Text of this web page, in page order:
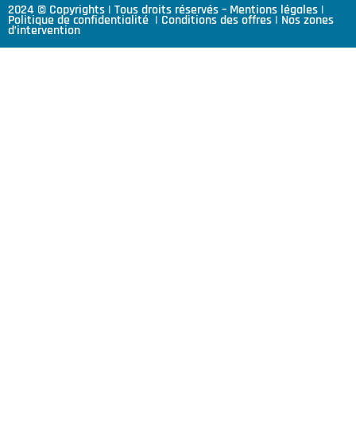
2024 © Copyrights | Tous droits réservés – Mentions légales |
Politique de confidentialité | Conditions des offres | Nos zones
d’intervention